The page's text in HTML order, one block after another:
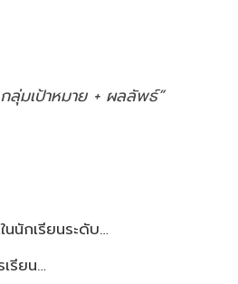
มเป้าหมาย + ผลลัพธ์”
นักเรียนระดับ…
รียน…